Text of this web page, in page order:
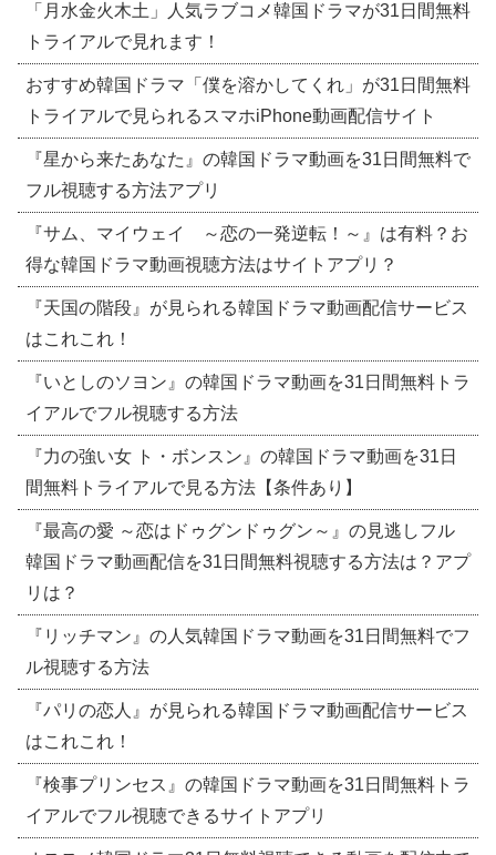
「月水金火木土」人気ラブコメ韓国ドラマが31日間無料
トライアルで見れます！
おすすめ韓国ドラマ「僕を溶かしてくれ」が31日間無料
トライアルで見られるスマホiPhone動画配信サイト
『星から来たあなた』の韓国ドラマ動画を31日間無料で
フル視聴する方法アプリ
『サム、マイウェイ ～恋の一発逆転！～』は有料？お
得な韓国ドラマ動画視聴方法はサイトアプリ？
『天国の階段』が見られる韓国ドラマ動画配信サービス
はこれこれ！
『いとしのソヨン』の韓国ドラマ動画を31日間無料トラ
イアルでフル視聴する方法
『力の強い女 ト・ボンスン』の韓国ドラマ動画を31日
間無料トライアルで見る方法【条件あり】
『最高の愛 ～恋はドゥグンドゥグン～』の見逃しフル
韓国ドラマ動画配信を31日間無料視聴する方法は？アプ
リは？
『リッチマン』の人気韓国ドラマ動画を31日間無料でフ
ル視聴する方法
『パリの恋人』が見られる韓国ドラマ動画配信サービス
はこれこれ！
『検事プリンセス』の韓国ドラマ動画を31日間無料トラ
イアルでフル視聴できるサイトアプリ